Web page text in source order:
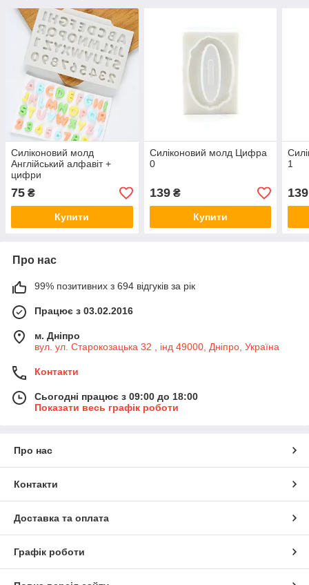
Силіконовий молд
Англійський алфавіт +
цифри
75 ₴
Купити
Силіконовий молд Цифра
0
139₴
Купити
1
139
Про нас
99% позитивних з 694 відгуків за рік
Працює з 03.02.2016
м. Дніпро
вул. ул. Старокозацька 32 , інд 49000, Дніпро, Україна
Контакти
Сьогодні працює з 09:00 до 18:00
Показати весь графік роботи
Про нас
Контакти
Доставка та оплата
Графік роботи